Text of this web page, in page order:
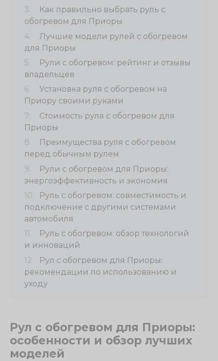
Как правильно выбрать руль с
обогревом для Приоры
Лучшие модели рулей с обогревом
для Приоры
Рули с обогревом: рейтинг и отзывы
владельцев
Установка руля с обогревом на
Приору своими руками
Стоимость руля с обогревом для
Приоры
Преимущества руля с обогревом
перед обычным рулем
Рули с обогревом для Приоры:
энергоэффективность и экономия
Руль с обогревом: совместимость и
подключение с другими системами
автомобиля
Руль с обогревом: обзор технологий
и инноваций
Рул с обогревом для Приоры:
рекомендации по использованию и
уходу
Рул с обогревом для Приоры:
особенности и обзор лучших
моделей